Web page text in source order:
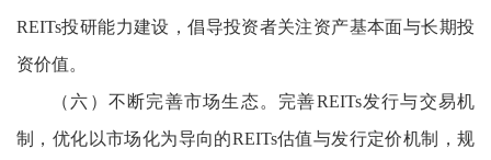
REITs投研能力建设，倡导投资者关注资产基本面与长期投
资价值。
（六）不断完善市场生态。完善REITs发行与交易机
制，优化以市场化为导向的REITs估值与发行定价机制，规